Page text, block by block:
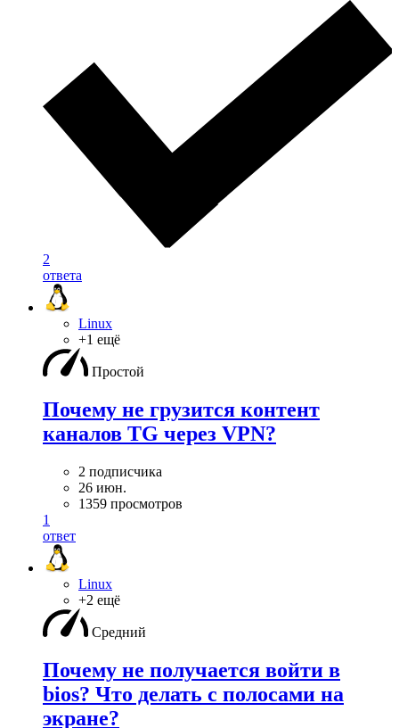
2
ответа
Linux
+1 ещё
Простой
Почему не грузится контент
каналов TG через VPN?
2 подписчика
26 июн.
1359 просмотров
1
ответ
Linux
+2 ещё
Средний
Почему не получается войти в
bios? Что делать с полосами на
экране?